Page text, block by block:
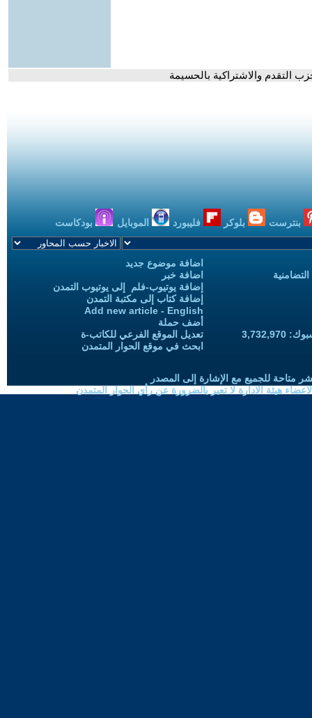
التقدم والاشتراكية بالحسيمة
بنترست بلوكر فليبورد الموبايل بودكاست
اضافة موضوع جديد
اضافة خبر
إضافة يوتيوب-فلم إلى يوتيوب التمدن
إضافة كتاب إلى مكتبة التمدن
Add new article - English
أضف حملة
تعديل الموقع الفرعي للكاتب-ة
ابحث في موقع الحوار المتمدن
متاحة للجميع مع الإشارة إلى المصدر
هيئة الادارة لا تعبر بالضرورة عن رأي الحوار المتمدن